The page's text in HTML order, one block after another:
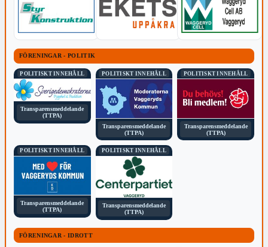
FÖRENINGAR - POLITIK
POLITISKT INNEHÅLL
Transparensmeddelande
(TTPA)
POLITISKT INNEHÅLL
Transparensmeddelande
(TTPA)
POLITISKT INNEHÅLL
Transparensmeddelande
(TTPA)
POLITISKT INNEHÅLL
Transparensmeddelande
(TTPA)
POLITISKT INNEHÅLL
Transparensmeddelande
(TTPA)
FÖRENINGAR - IDROTT